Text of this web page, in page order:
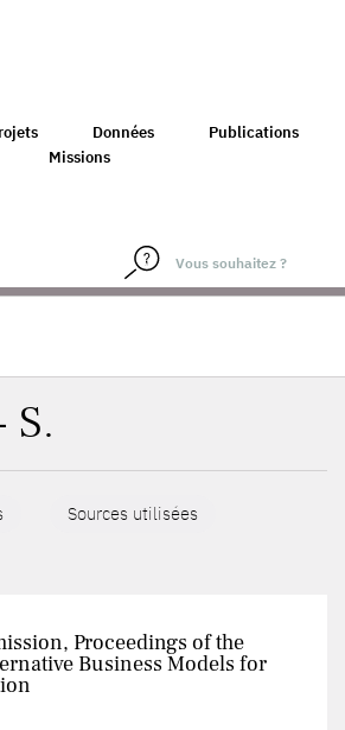
Données
Publications
Missions
S.
Sources utilisées
Proceedings of the
Business Models for